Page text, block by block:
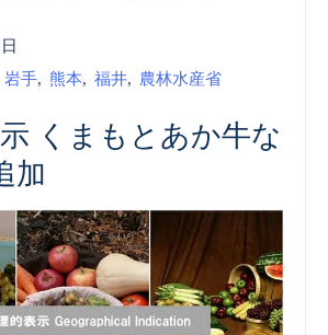
岩手, 熊本, 福井, 農林水産省
くまもとあか牛な
加